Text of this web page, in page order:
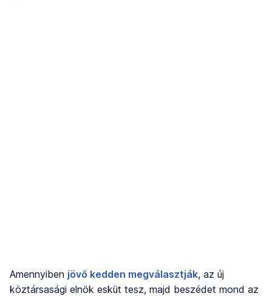
Amennyiben jövő kedden megválasztják, az új
köztársasági elnök esküt tesz, majd beszédet mond az